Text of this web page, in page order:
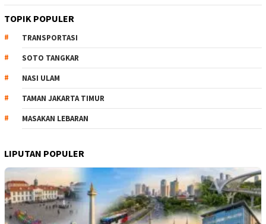
TOPIK POPULER
TRANSPORTASI
SOTO TANGKAR
NASI ULAM
TAMAN JAKARTA TIMUR
MASAKAN LEBARAN
LIPUTAN POPULER